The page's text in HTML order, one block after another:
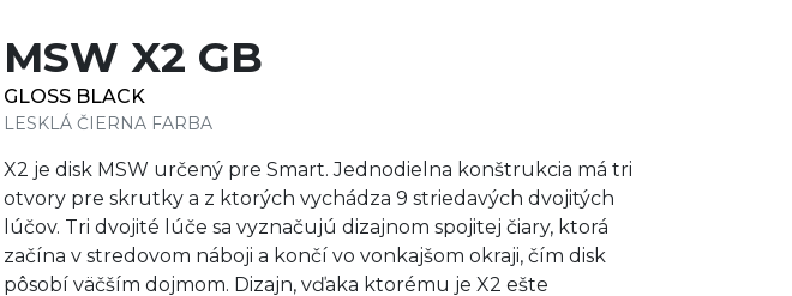
MSW X2 GB
GLOSS BLACK
LESKLÁ ČIERNA FARBA
X2 je disk MSW určený pre Smart. Jednodielna konštrukcia má tri
otvory pre skrutky a z ktorých vychádza 9 striedavých dvojitých
lúčov. Tri dvojité lúče sa vyznačujú dizajnom spojitej čiary, ktorá
začína v stredovom náboji a končí vo vonkajšom okraji, čím disk
pôsobí väčším dojmom. Dizajn, vďaka ktorému je X2 ešte